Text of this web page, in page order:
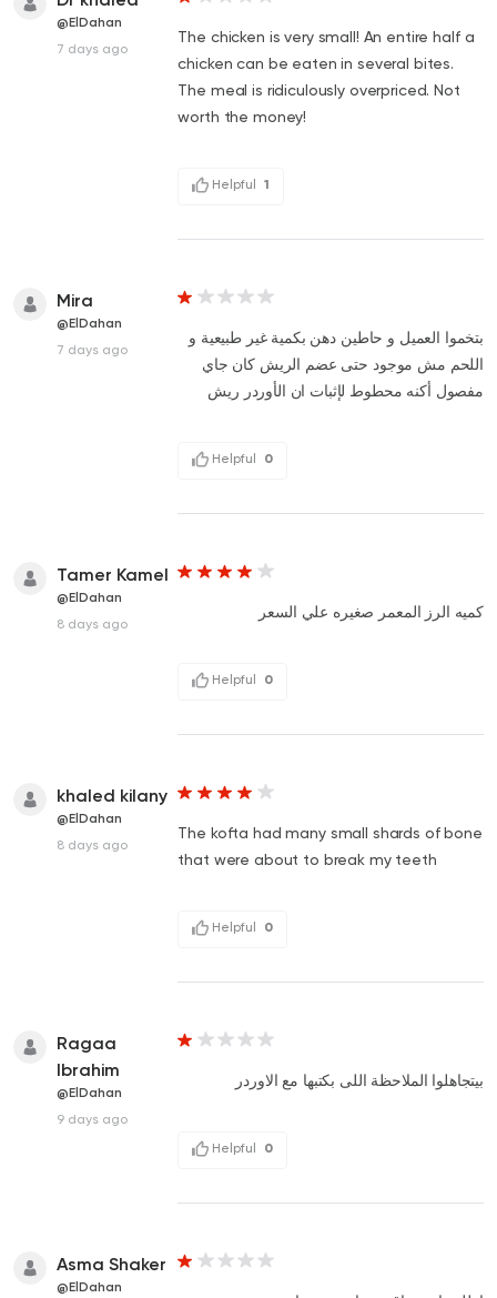
@ElDahan
7 days ago
The chicken is very small! An entire half a
chicken can be eaten in several bites.
The meal is ridiculously overpriced. Not
worth the money!
Helpful 1
Mira
@ElDahan
7 days ago
بتخموا العميل و حاطين دهن بكمية غير طبيعية و
اللحم مش موجود حتى عضم الريش كان جاي
مفصول أكنه محطوط لإثبات ان الأوردر ريش
Helpful 0
Tamer Kamel
@ElDahan
8 days ago
كميه الرز المعمر صغيره علي السعر
Helpful 0
khaled kilany
@ElDahan
8 days ago
The kofta had many small shards of bone
that were about to break my teeth
Helpful 0
Ragaa
Ibrahim
@ElDahan
9 days ago
بيتجاهلوا الملاحظة اللى بكتبها مع الاوردر
Helpful 0
Asma Shaker
@ElDahan